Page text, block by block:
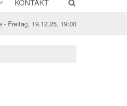
KONTAKT
- Freitag, 19.12.25, 19:00